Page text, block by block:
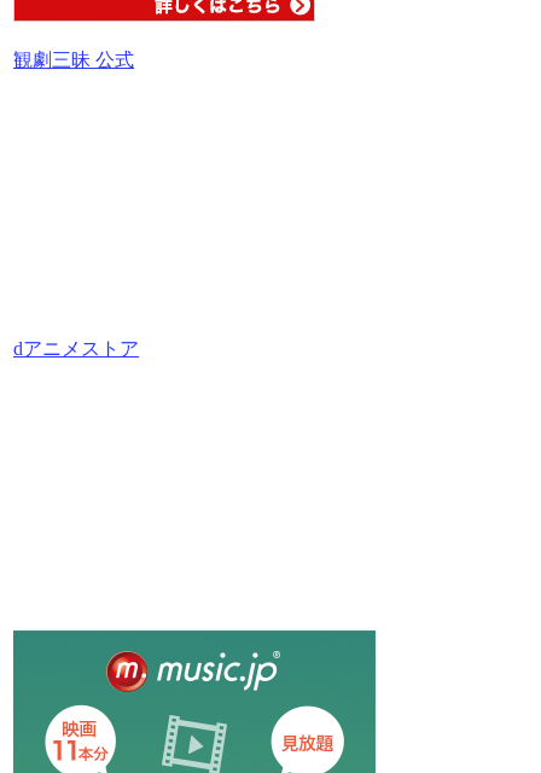
観劇三昧 公式
dアニメストア